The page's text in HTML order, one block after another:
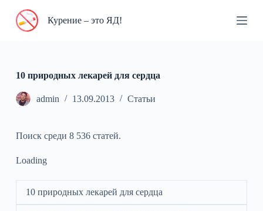
П
и
Курение – это ЯД!
10 природных лекарей для сердца
admin 13.09.2013 Статьи
Поиск среди 8 536 статей.
Loading
10 природных лекарей для сердца